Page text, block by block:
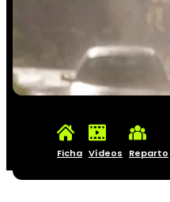
Ficha Vídeos Reparto